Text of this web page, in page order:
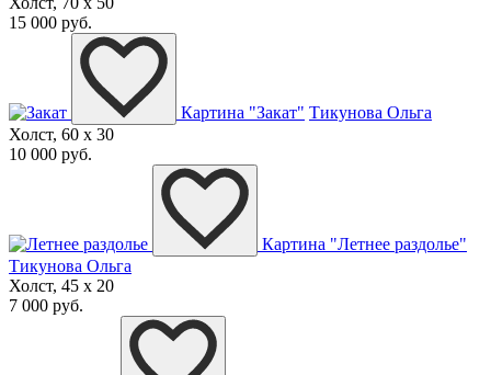
15 000 руб.
Картина "Закат" Тикунова Ольга
Холст, 60 x 30
10 000 руб.
Картина "Летнее раздолье"
Тикунова Ольга
Холст, 45 x 20
7 000 руб.